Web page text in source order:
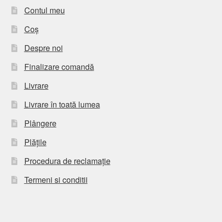
Contul meu
Coș
Despre noi
Finalizare comandă
Livrare
Livrare în toată lumea
Plângere
Plățile
Procedura de reclamație
Termeni si conditii